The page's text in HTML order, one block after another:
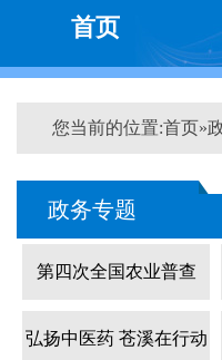
首页
您当前的位置:首页»
政务专题
第四次全国农业普查
弘扬中医药 苍溪在行动